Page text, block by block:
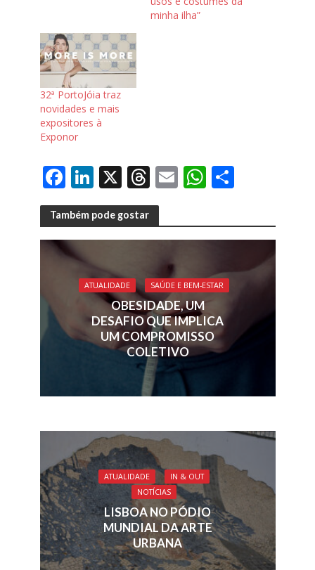
minha ilha”
32ª PortoJóia traz
novidades e mais
expositores à
Exponor
F
ac
e
b
o
Li
n
k
e
dI
n
X T
h
re
a
d
s
E
ai
l
W
at
s
A
p
p
S
ar
e
Também pode gostar
ATUALIDADE SAÚDE E BEM-ESTAR
OBESIDADE, UM
DESAFIO QUE IMPLICA
UM COMPROMISSO
COLETIVO
ATUALIDADE
IN & OUT
NOTÍCIAS
LISBOA NO PÓDIO
MUNDIAL DA ARTE
URBANA